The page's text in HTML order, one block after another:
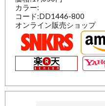
カラー:
コード:DD1446-800
オンライン販売ショップ